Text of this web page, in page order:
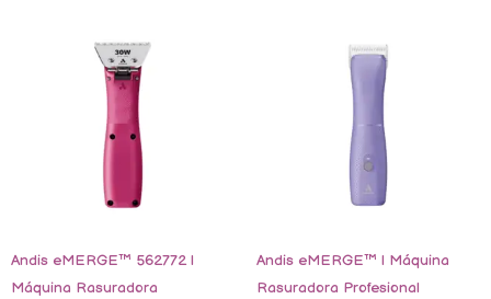
Andis eMERGE™ 562772 |
Máquina Rasuradora
Andis eMERGE™ | Máquina
Rasuradora Profesional